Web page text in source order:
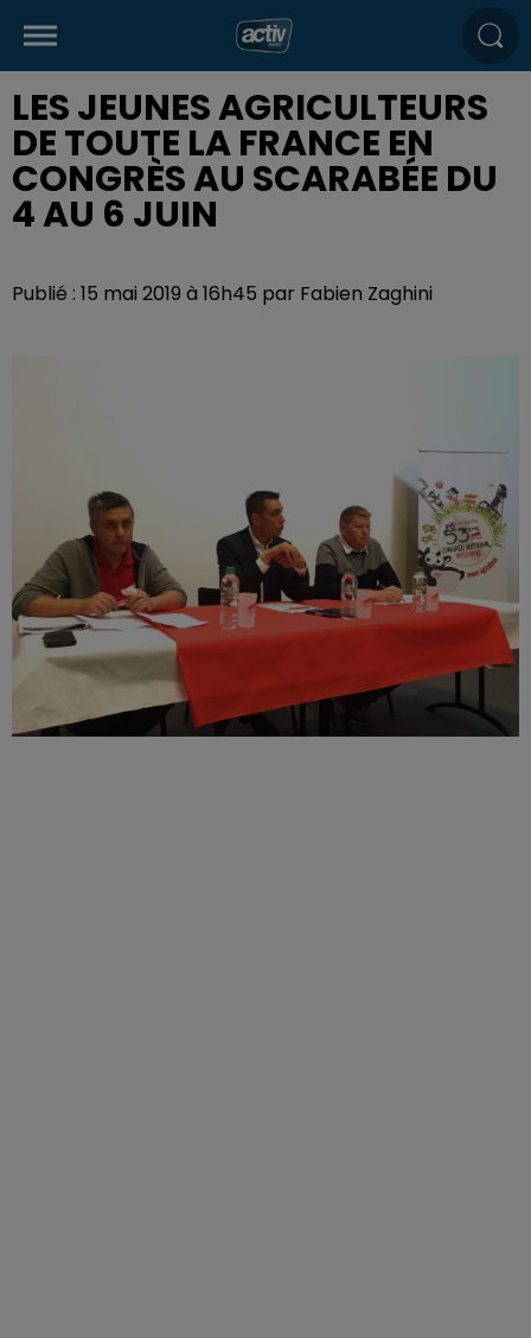
LES JEUNES AGRICULTEURS
DE TOUTE LA FRANCE EN
CONGRÈS AU SCARABÉE DU
4 AU 6 JUIN
Publié : 15 mai 2019 à 16h45 par Fabien Zaghini